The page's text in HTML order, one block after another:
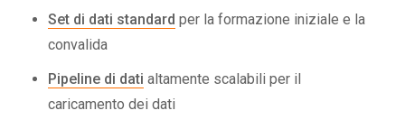
Set di dati standard per la formazione iniziale e la
convalida
Pipeline di dati altamente scalabili per il
caricamento dei dati